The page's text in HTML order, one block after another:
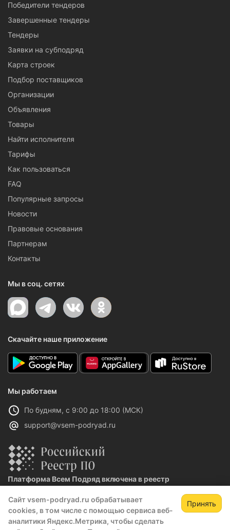
Сайт vsem-podryad.ru обрабатывает
cookies, в том числе с помощью сервиса веб-
аналитики Яндекс.Метрика, чтобы сделать
Принять
Победители тендеров
Завершенные тендеры
Тендеры
Заявки на субподряд
Карта строек
Подбор поставщиков
Организации
Объявления
Товары
Найти исполнителя
Тарифы
Как пользоваться
FAQ
Популярные запросы
Новости
Правовые основания
Партнерам
Контакты
Мы в соц. сетях
Скачайте наше приложение
Мы работаем
По будням, с 9:00 до 18:00 (МСК)
support@vsem-podryad.ru
Платформа Всем Подряд включена в реестр
Реестровая запись №32021 от 06.02.2026